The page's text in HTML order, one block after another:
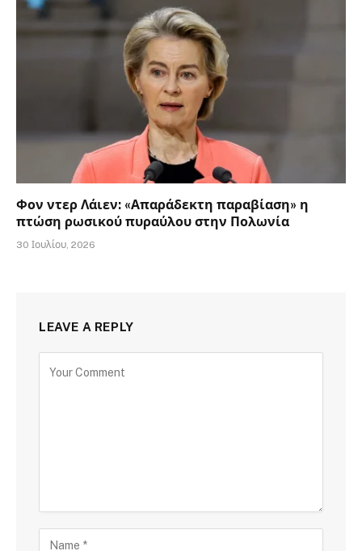
Φον ντερ Λάιεν: «Απαράδεκτη παραβίαση» η
πτώση ρωσικού πυραύλου στην Πολωνία
30 Ιουλίου, 2026
LEAVE A REPLY